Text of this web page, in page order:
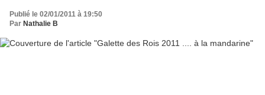
Publié le 02/01/2011 à 19:50
Par Nathalie B